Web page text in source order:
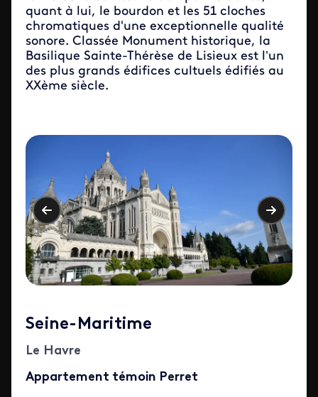
quant à lui, le bourdon et les 51 cloches
chromatiques d'une exceptionnelle qualité
sonore. Classée Monument historique, la
Basilique Sainte-Thérèse de Lisieux est l’un
des plus grands édifices cultuels édifiés au
XXème siècle.
Seine-Maritime
Le Havre
Appartement témoin Perret